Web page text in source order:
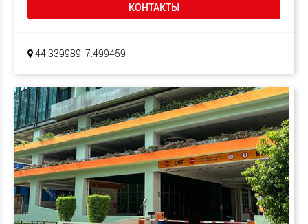
КОНТАКТЫ
44.339989, 7.499459